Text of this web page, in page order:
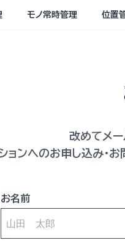
モノ常時管理 位置
改めてメ
ョンへのお申し込み・
お名前